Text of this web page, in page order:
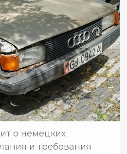
о немецких
и требования